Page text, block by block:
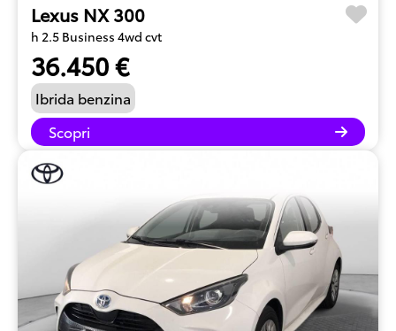
Lexus NX 300
h 2.5 Business 4wd cvt
36.450 €
Ibrida benzina
Scopri